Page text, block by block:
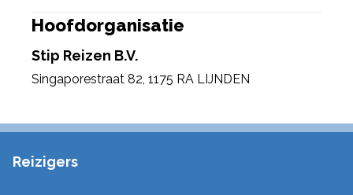
Hoofdorganisatie
Stip Reizen B.V.
Singaporestraat 82, 1175 RA LIJNDEN
Reizigers